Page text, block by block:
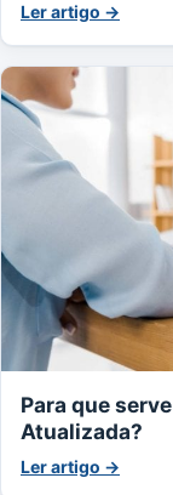
Ler artigo →
Para que
Atualizada?
Ler artigo →